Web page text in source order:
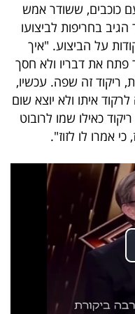
כוכבים, ששודר אמש
דביר הגיב בחריפות לביצועו
טום אביב, והעניק לו 2 נקודות על הביצוע. "איך
פתח את דבריו ולא חסך
ריקוד זה שפה. עכשיו,
איתו ולא יוצא שום
כאילו שמו לרובוט
אמרו לו לזוז".